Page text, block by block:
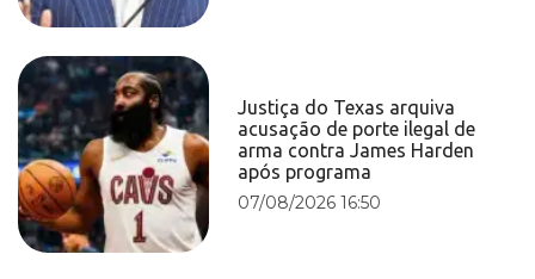
Justiça do Texas arquiva
acusação de porte ilegal de
arma contra James Harden
após programa
07/08/2026 16:50